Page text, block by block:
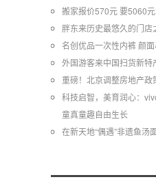
搬家报价570元 要5060
胖东来历史最悠久的门店
名创优品一次性内裤 颜
外国游客来中国扫货新特
重磅！北京调整房地产政
科技启智，美育润心：
童真童趣自由生长
在新天地“偶遇”非遗鱼汤